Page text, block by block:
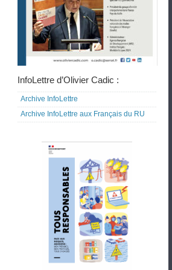
InfoLettre d’Olivier Cadic :
Archive InfoLettre
Archive InfoLettre aux Français du RU